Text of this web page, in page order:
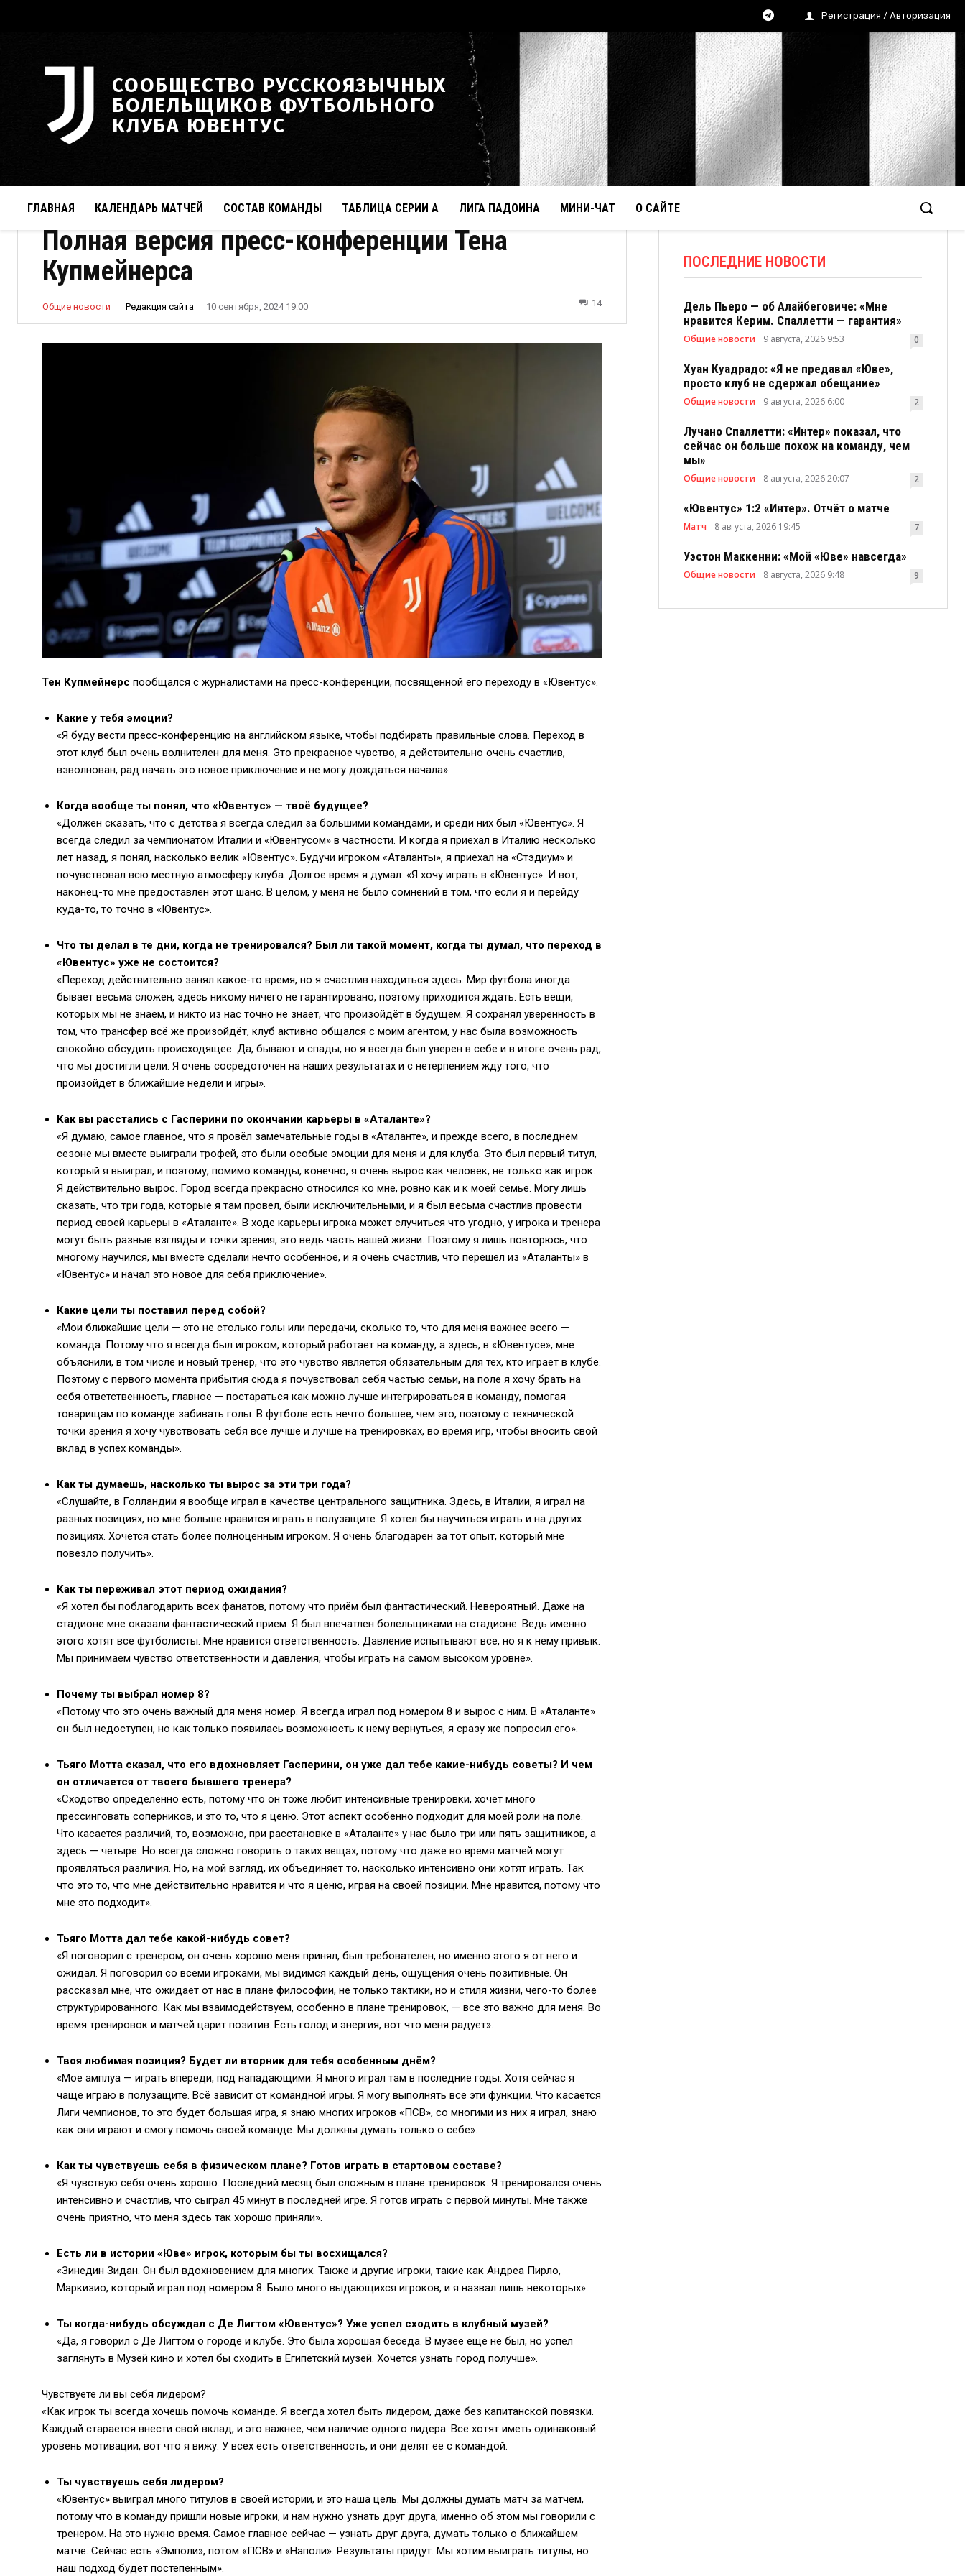
Регистрация / Авторизация
СООБЩЕСТВО РУССКОЯЗЫЧНЫХ
БОЛЕЛЬЩИКОВ ФУТБОЛЬНОГО
КЛУБА ЮВЕНТУС
ГЛАВНАЯ КАЛЕНДАРЬ МАТЧЕЙ СОСТАВ КОМАНДЫ ТАБЛИЦА СЕРИИ А ЛИГА ПАДОИНА МИНИ-ЧАТ О САЙТЕ
Полная версия пресс-конференции Тена
Купмейнерса
Общие новости Редакция сайта 10 сентября, 2024 19:00 14
Тен Купмейнерс пообщался с журналистами на пресс-конференции, посвященной его переходу в «Ювентус».
Какие у тебя эмоции?
«Я буду вести пресс-конференцию на английском языке, чтобы подбирать правильные слова. Переход в
этот клуб был очень волнителен для меня. Это прекрасное чувство, я действительно очень счастлив,
взволнован, рад начать это новое приключение и не могу дождаться начала».
Когда вообще ты понял, что «Ювентус» — твоё будущее?
«Должен сказать, что с детства я всегда следил за большими командами, и среди них был «Ювентус». Я
всегда следил за чемпионатом Италии и «Ювентусом» в частности. И когда я приехал в Италию несколько
лет назад, я понял, насколько велик «Ювентус». Будучи игроком «Аталанты», я приехал на «Стэдиум» и
почувствовал всю местную атмосферу клуба. Долгое время я думал: «Я хочу играть в «Ювентус». И вот,
наконец-то мне предоставлен этот шанс. В целом, у меня не было сомнений в том, что если я и перейду
куда-то, то точно в «Ювентус».
Что ты делал в те дни, когда не тренировался? Был ли такой момент, когда ты думал, что переход в
«Ювентус» уже не состоится?
«Переход действительно занял какое-то время, но я счастлив находиться здесь. Мир футбола иногда
бывает весьма сложен, здесь никому ничего не гарантировано, поэтому приходится ждать. Есть вещи,
которых мы не знаем, и никто из нас точно не знает, что произойдёт в будущем. Я сохранял уверенность в
том, что трансфер всё же произойдёт, клуб активно общался с моим агентом, у нас была возможность
спокойно обсудить происходящее. Да, бывают и спады, но я всегда был уверен в себе и в итоге очень рад,
что мы достигли цели. Я очень сосредоточен на наших результатах и с нетерпением жду того, что
произойдет в ближайшие недели и игры».
Как вы расстались с Гасперини по окончании карьеры в «Аталанте»?
«Я думаю, самое главное, что я провёл замечательные годы в «Аталанте», и прежде всего, в последнем
сезоне мы вместе выиграли трофей, это были особые эмоции для меня и для клуба. Это был первый титул,
который я выиграл, и поэтому, помимо команды, конечно, я очень вырос как человек, не только как игрок.
Я действительно вырос. Город всегда прекрасно относился ко мне, ровно как и к моей семье. Могу лишь
сказать, что три года, которые я там провел, были исключительными, и я был весьма счастлив провести
период своей карьеры в «Аталанте». В ходе карьеры игрока может случиться что угодно, у игрока и тренера
могут быть разные взгляды и точки зрения, это ведь часть нашей жизни. Поэтому я лишь повторюсь, что
многому научился, мы вместе сделали нечто особенное, и я очень счастлив, что перешел из «Аталанты» в
«Ювентус» и начал это новое для себя приключение».
Какие цели ты поставил перед собой?
«Мои ближайшие цели — это не столько голы или передачи, сколько то, что для меня важнее всего —
команда. Потому что я всегда был игроком, который работает на команду, а здесь, в «Ювентусе», мне
объяснили, в том числе и новый тренер, что это чувство является обязательным для тех, кто играет в клубе.
Поэтому с первого момента прибытия сюда я почувствовал себя частью семьи, на поле я хочу брать на
себя ответственность, главное — постараться как можно лучше интегрироваться в команду, помогая
товарищам по команде забивать голы. В футболе есть нечто большее, чем это, поэтому с технической
точки зрения я хочу чувствовать себя всё лучше и лучше на тренировках, во время игр, чтобы вносить свой
вклад в успех команды».
Как ты думаешь, насколько ты вырос за эти три года?
«Слушайте, в Голландии я вообще играл в качестве центрального защитника. Здесь, в Италии, я играл на
разных позициях, но мне больше нравится играть в полузащите. Я хотел бы научиться играть и на других
позициях. Хочется стать более полноценным игроком. Я очень благодарен за тот опыт, который мне
повезло получить».
Как ты переживал этот период ожидания?
«Я хотел бы поблагодарить всех фанатов, потому что приём был фантастический. Невероятный. Даже на
стадионе мне оказали фантастический прием. Я был впечатлен болельщиками на стадионе. Ведь именно
этого хотят все футболисты. Мне нравится ответственность. Давление испытывают все, но я к нему привык.
Мы принимаем чувство ответственности и давления, чтобы играть на самом высоком уровне».
Почему ты выбрал номер 8?
«Потому что это очень важный для меня номер. Я всегда играл под номером 8 и вырос с ним. В «Аталанте»
он был недоступен, но как только появилась возможность к нему вернуться, я сразу же попросил его».
Тьяго Мотта сказал, что его вдохновляет Гасперини, он уже дал тебе какие-нибудь советы? И чем
он отличается от твоего бывшего тренера?
«Сходство определенно есть, потому что он тоже любит интенсивные тренировки, хочет много
прессинговать соперников, и это то, что я ценю. Этот аспект особенно подходит для моей роли на поле.
Что касается различий, то, возможно, при расстановке в «Аталанте» у нас было три или пять защитников, а
здесь — четыре. Но всегда сложно говорить о таких вещах, потому что даже во время матчей могут
проявляться различия. Но, на мой взгляд, их объединяет то, насколько интенсивно они хотят играть. Так
что это то, что мне действительно нравится и что я ценю, играя на своей позиции. Мне нравится, потому что
мне это подходит».
Тьяго Мотта дал тебе какой-нибудь совет?
«Я поговорил с тренером, он очень хорошо меня принял, был требователен, но именно этого я от него и
ожидал. Я поговорил со всеми игроками, мы видимся каждый день, ощущения очень позитивные. Он
рассказал мне, что ожидает от нас в плане философии, не только тактики, но и стиля жизни, чего-то более
структурированного. Как мы взаимодействуем, особенно в плане тренировок, — все это важно для меня. Во
время тренировок и матчей царит позитив. Есть голод и энергия, вот что меня радует».
Твоя любимая позиция? Будет ли вторник для тебя особенным днём?
«Мое амплуа — играть впереди, под нападающими. Я много играл там в последние годы. Хотя сейчас я
чаще играю в полузащите. Всё зависит от командной игры. Я могу выполнять все эти функции. Что касается
Лиги чемпионов, то это будет большая игра, я знаю многих игроков «ПСВ», со многими из них я играл, знаю
как они играют и смогу помочь своей команде. Мы должны думать только о себе».
Как ты чувствуешь себя в физическом плане? Готов играть в стартовом составе?
«Я чувствую себя очень хорошо. Последний месяц был сложным в плане тренировок. Я тренировался очень
интенсивно и счастлив, что сыграл 45 минут в последней игре. Я готов играть с первой минуты. Мне также
очень приятно, что меня здесь так хорошо приняли».
Есть ли в истории «Юве» игрок, которым бы ты восхищался?
«Зинедин Зидан. Он был вдохновением для многих. Также и другие игроки, такие как Андреа Пирло,
Маркизио, который играл под номером 8. Было много выдающихся игроков, и я назвал лишь некоторых».
Ты когда-нибудь обсуждал с Де Лигтом «Ювентус»? Уже успел сходить в клубный музей?
«Да, я говорил с Де Лигтом о городе и клубе. Это была хорошая беседа. В музее еще не был, но успел
заглянуть в Музей кино и хотел бы сходить в Египетский музей. Хочется узнать город получше».
Чувствуете ли вы себя лидером?
«Как игрок ты всегда хочешь помочь команде. Я всегда хотел быть лидером, даже без капитанской повязки.
Каждый старается внести свой вклад, и это важнее, чем наличие одного лидера. Все хотят иметь одинаковый
уровень мотивации, вот что я вижу. У всех есть ответственность, и они делят ее с командой.
Ты чувствуешь себя лидером?
«Ювентус» выиграл много титулов в своей истории, и это наша цель. Мы должны думать матч за матчем,
потому что в команду пришли новые игроки, и нам нужно узнать друг друга, именно об этом мы говорили с
тренером. На это нужно время. Самое главное сейчас — узнать друг друга, думать только о ближайшем
матче. Сейчас есть «Эмполи», потом «ПСВ» и «Наполи». Результаты придут. Мы хотим выиграть титулы, но
наш подход будет постепенным».
ПОСЛЕДНИЕ НОВОСТИ
Дель Пьеро — об Алайбеговиче: «Мне
нравится Керим. Спаллетти — гарантия»
Общие новости 9 августа, 2026 9:53 0
Хуан Куадрадо: «Я не предавал «Юве»,
просто клуб не сдержал обещание»
Общие новости 9 августа, 2026 6:00 2
Лучано Спаллетти: «Интер» показал, что
сейчас он больше похож на команду, чем
мы»
Общие новости 8 августа, 2026 20:07 2
«Ювентус» 1:2 «Интер». Отчёт о матче
Матч 8 августа, 2026 19:45 7
Уэстон Маккенни: «Мой «Юве» навсегда»
Общие новости 8 августа, 2026 9:48 9